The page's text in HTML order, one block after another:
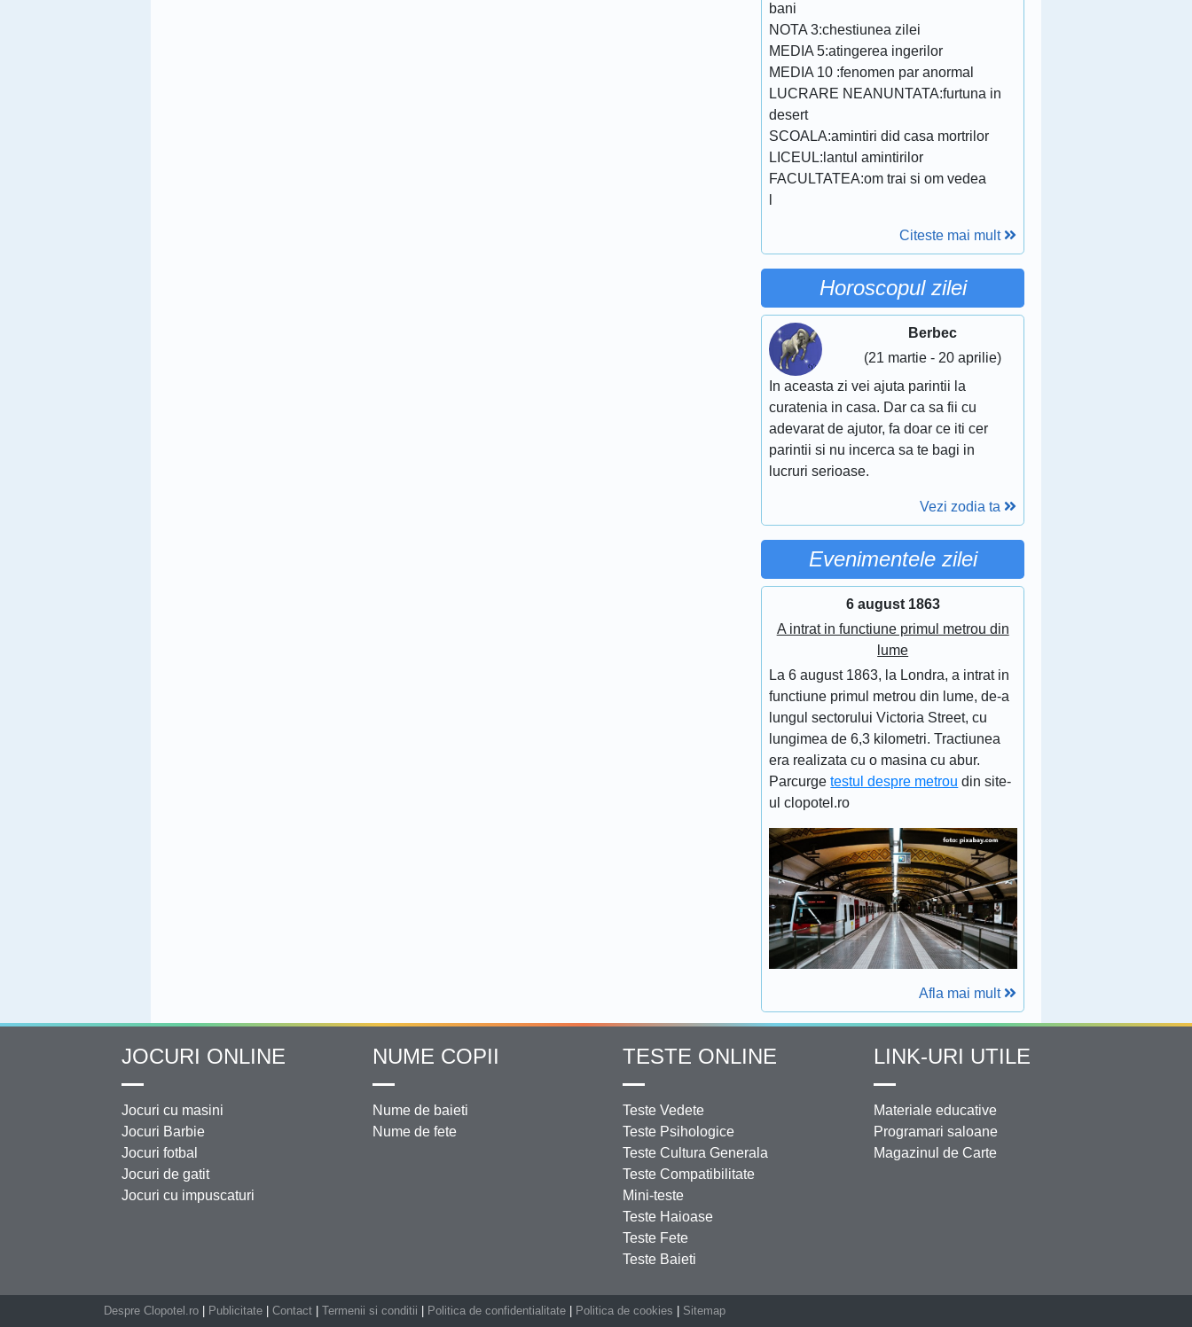
bani
NOTA 3:chestiunea zilei
MEDIA 5:atingerea ingerilor
MEDIA 10 :fenomen par anormal
LUCRARE NEANUNTATA:furtuna in
desert
SCOALA:amintiri did casa mortrilor
LICEUL:lantul amintirilor
FACULTATEA:om trai si om vedea
Citeste mai mult
Horoscopul zilei
Berbec
(21 martie - 20 aprilie)
In aceasta zi vei ajuta parintii la
curatenia in casa. Dar ca sa fii cu
adevarat de ajutor, fa doar ce iti cer
parintii si nu incerca sa te bagi in
lucruri serioase.
Vezi zodia ta
Evenimentele zilei
6 august 1863
A intrat in functiune primul metrou din
lume
La 6 august 1863, la Londra, a intrat in
functiune primul metrou din lume, de-a
lungul sectorului Victoria Street, cu
lungimea de 6,3 kilometri. Tractiunea
era realizata cu o masina cu abur.
Parcurgetestul despre metrou din site-
ul clopotel.ro
Afla mai mult
JOCURI ONLINE
Jocuri cu masini
Jocuri Barbie
Jocuri fotbal
Jocuri de gatit
Jocuri cu impuscaturi
NUME COPII
Nume de baieti
Nume de fete
TESTE ONLINE
Teste Vedete
Teste Psihologice
Teste Cultura Generala
Teste Compatibilitate
Mini-teste
Teste Haioase
Teste Fete
Teste Baieti
LINK-URI UTILE
Materiale educative
Programari saloane
Magazinul de Carte
Despre Clopotel.ro Publicitate Contact Termenii si conditii Politica de confidentialitate Politica de cookies Sitemap